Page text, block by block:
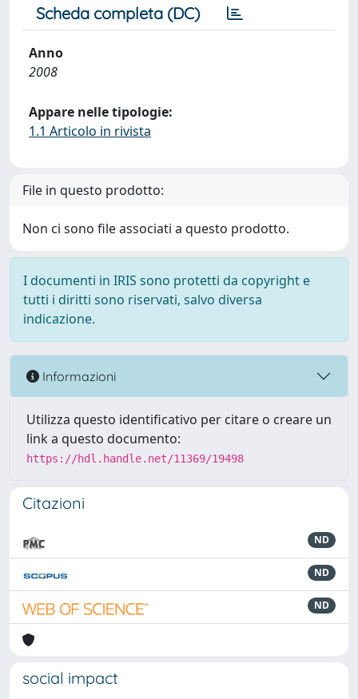
Scheda completa (DC)
Anno
2008
Appare nelle tipologie:
1.1 Articolo in rivista
File in questo prodotto:
Non ci sono file associati a questo prodotto.
I documenti in IRIS sono protetti da copyright e
tutti i diritti sono riservati, salvo diversa
indicazione.
Informazioni
Utilizza questo identificativo per citare o creare un
link a questo documento:
https://hdl.handle.net/11369/19498
Citazioni
ND
ND
ND
social impact